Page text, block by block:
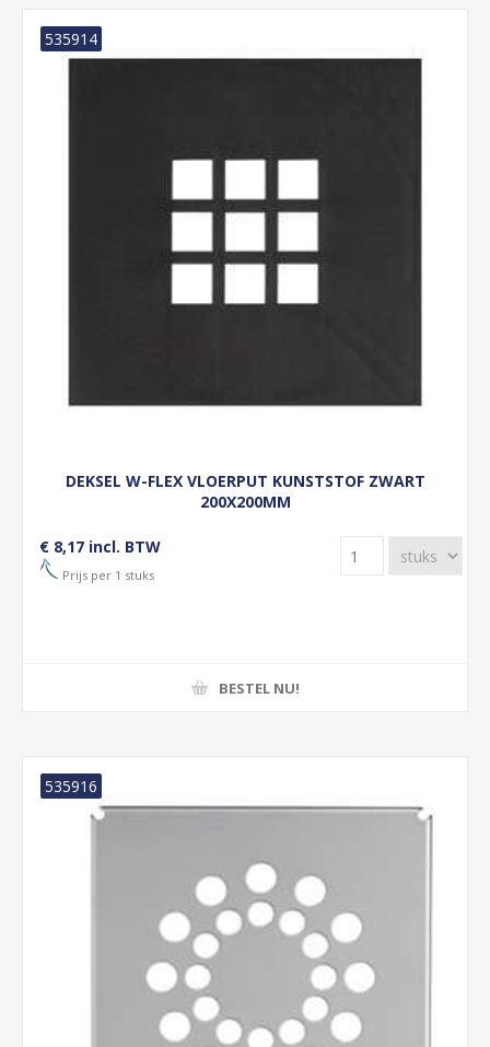
DEKSEL W-FLEX VLOERPUT KUNSTSTOF ZWART
200X200MM
535914
€ 8,17 incl. BTW
Prijs per 1 stuks
BESTEL NU!
535916